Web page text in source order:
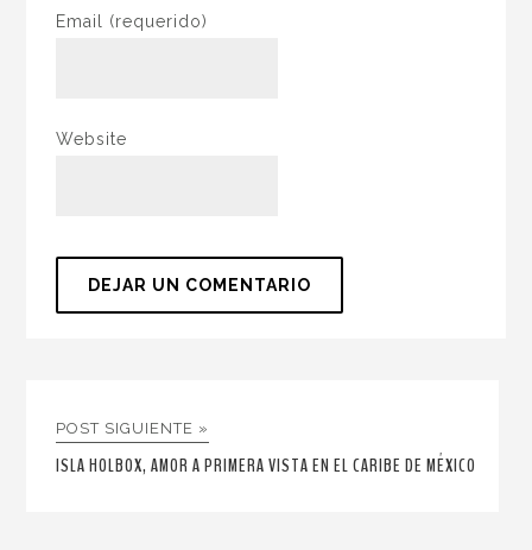
Email (requerido)
Website
POST SIGUIENTE »
ISLA HOLBOX, AMOR A PRIMERA VISTA EN EL CARIBE DE MÉXICO